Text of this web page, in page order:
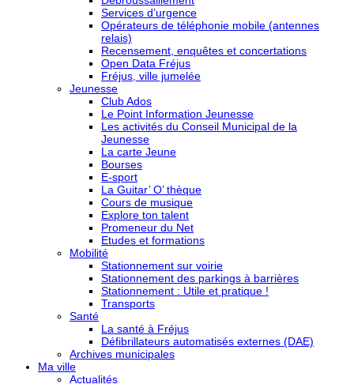
Services d’urgence
Opérateurs de téléphonie mobile (antennes
relais)
Recensement, enquêtes et concertations
Open Data Fréjus
Fréjus, ville jumelée
Jeunesse
Club Ados
Le Point Information Jeunesse
Les activités du Conseil Municipal de la
Jeunesse
La carte Jeune
Bourses
E-sport
La Guitar’ O’ thèque
Cours de musique
Explore ton talent
Promeneur du Net
Etudes et formations
Mobilité
Stationnement sur voirie
Stationnement des parkings à barrières
Stationnement : Utile et pratique !
Transports
Santé
La santé à Fréjus
Défibrillateurs automatisés externes (DAE)
Archives municipales
Ma ville
Actualités